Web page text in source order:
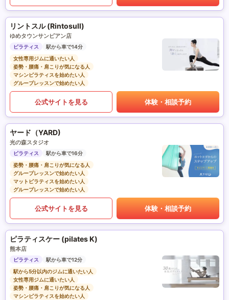
リントスル (Rintosull)
ゆめタウンサンピアン店
ピラティス
駅から車で14分
女性専用ジムに通いたい人
姿勢・腰痛・肩こりが気になる人
マシンピラティスを始めたい人
グループレッスンで始めたい人
公式サイトを見る 体験・相談予約
ヤード（YARD)
光の森スタジオ
ピラティス
駅から車で16分
姿勢・腰痛・肩こりが気になる人
グループレッスンで始めたい人
マットピラティスを始めたい人
グループレッスンで始めたい人
公式サイトを見る 体験・相談予約
ピラティスケー (pilates K)
熊本店
ピラティス
駅から車で12分
駅から5分以内のジムに通いたい人
女性専用ジムに通いたい人
姿勢・腰痛・肩こりが気になる人
マシンピラティスを始めたい人